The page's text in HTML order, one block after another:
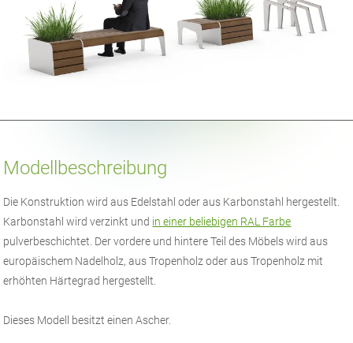
Modellbeschreibung
Die Konstruktion wird aus Edelstahl oder aus Karbonstahl hergestellt.
Karbonstahl wird verzinkt und in einer beliebigen RAL Farbe
pulverbeschichtet. Der vordere und hintere Teil des Möbels wird aus
europäischem Nadelholz, aus Tropenholz oder aus Tropenholz mit
erhöhten Härtegrad hergestellt.
Dieses Modell besitzt einen Ascher.